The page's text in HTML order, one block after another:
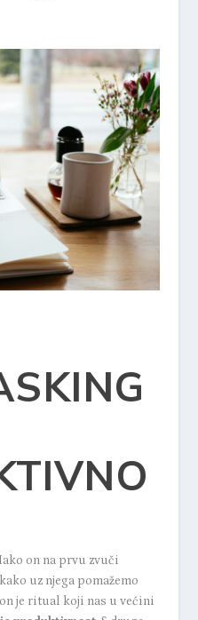
on na prvu zvuči
uz njega pomažemo
je ritual koji nas u većini